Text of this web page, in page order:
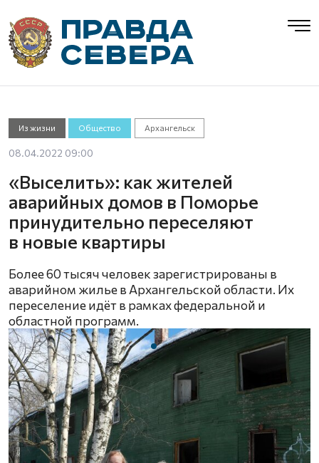
Из жизни Общество Архангельск
08.04.2022 09:00
«Выселить»: как жителей
аварийных домов в Поморье
принудительно переселяют
в новые квартиры
Более 60 тысяч человек зарегистрированы в
аварийном жилье в Архангельской области. Их
переселение идёт в рамках федеральной и
областной программ.